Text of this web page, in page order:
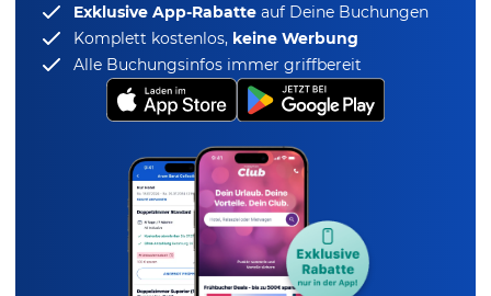
Exklusive App-Rabatte auf Deine Buchungen
Komplett kostenlos, keine Werbung
Alle Buchungsinfos immer griffbereit